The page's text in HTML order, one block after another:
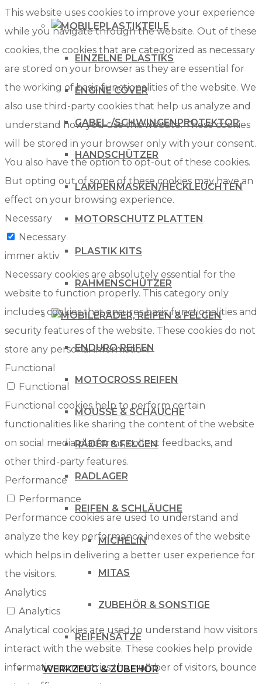
PLASTIKTEILE
EINZELNE PLASTIKS
ENGINE COVER
GABEL-/SCHWINGENPROTEKTOR
HANDSCHÜTZER
LAMPENMASKEN/HECKLEUCHTEN
MOTORSCHUTZ PLATTEN
PLASTIK KITS
RAHMENSCHÜTZER
RÄDER, REIFEN & FELGEN
ENDURO REIFEN
MOTOCROSS REIFEN
MOUSSE & SCHÄUCHE
RÄDER & FELGEN
RADLAGER
REIFEN & SCHLÄUCHE
MICHELIN
MITAS
ZUBEHÖR & SONSTIGE
REIFENSÄTZE
WERKZEUG & ZUBEHÖR
This website uses cookies to improve your experience
while you navigate through the website. Out of these
cookies, the cookies that are categorized as necessary
are stored on your browser as they are essential for
the working of basic functionalities of the website. We
also use third-party cookies that help us analyze and
understand how you use this website. These cookies
will be stored in your browser only with your consent.
You also have the option to opt-out of these cookies.
But opting out of some of these cookies may have an
effect on your browsing experience.
Necessary
Necessary
immer aktiv
Necessary cookies are absolutely essential for the
website to function properly. This category only
includes cookies that ensures basic functionalities and
security features of the website. These cookies do not
store any personal information.
Functional
Functional
Functional cookies help to perform certain
functionalities like sharing the content of the website
on social media platforms, collect feedbacks, and
other third-party features.
Performance
Performance
Performance cookies are used to understand and
analyze the key performance indexes of the website
which helps in delivering a better user experience for
the visitors.
Analytics
Analytics
Analytical cookies are used to understand how visitors
interact with the website. These cookies help provide
information on metrics the number of visitors, bounce